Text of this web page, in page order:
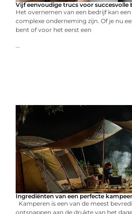
Vijf eenvoudige trucs voor succesvolle
Het overnemen van een bedrijf kan
complexe onderneming zijn. Of je nu
bent of voor het eerst een
...
Ingrediënten van een perfecte
Kamperen is een van de meest
ontsnappen aan de drukte van het